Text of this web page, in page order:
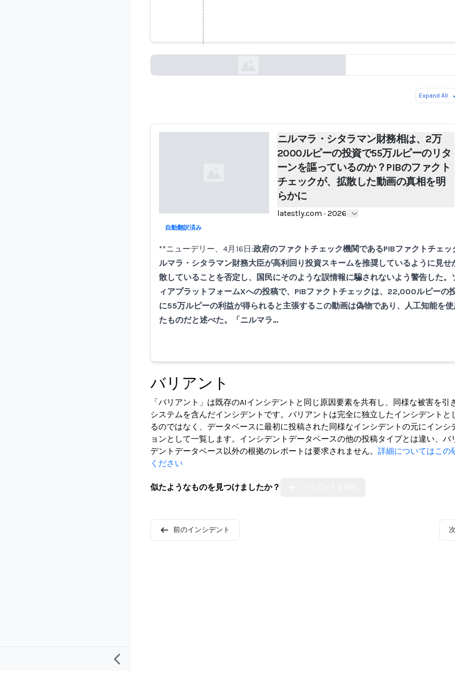
ニルマラ・シタラマン財務相は、2万2000ルピーの投資で55
リターンを謳っているのか？PIBのファクトチェックが、拡
Expand All
ニルマラ・シタラマン財務相は、2万
2000ルピーの投資で55万ルピーのリタ
ーンを謳っているのか？PIBのファクト
チェックが、拡散した動画の真相を明
らかに
latestly.com · 2026
自動翻訳済み
**ニューデリー、4月16日:政府のファクトチェック機関であるPIBファクトチェ
ルマラ・シタラマン財務大臣が高利回り投資スキームを推奨しているように見せ
散していることを否定し、国民にそのような誤情報に騙されないよう警告した。
ィアプラットフォームXへの投稿で、PIBファクトチェックは、22,000ルピーの
に55万ルピーの利益が得られると主張するこの動画は偽物であり、人工知能を
たものだと述べた。「ニルマラ…
バリアント
「バリアント」は既存のAIインシデントと同じ原因要素を共有し、同様な被害を引
システムを含んだインシデントです。バリアントは完全に独立したインシデントと
るのではなく、データベースに最初に投稿された同様なインシデントの元にインシ
ョンとして一覧します。インシデントデータベースの他の投稿タイプとは違い、バ
デントデータベース以外の根拠のレポートは要求されません。 詳細についてはこの
ください
似たようなものを見つけましたか？
前のインシデント